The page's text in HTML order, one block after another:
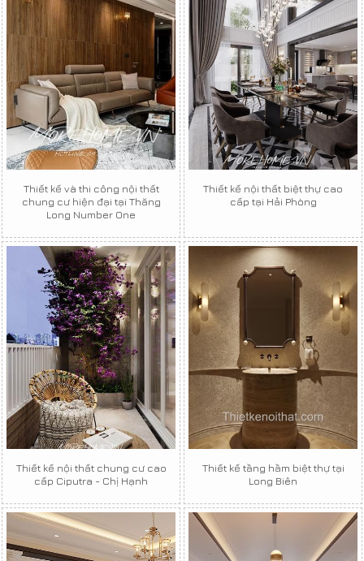
Thiết kế và thi công nội thất
chung cư hiện đại tại Thăng
Long Number One
Thiết kế nội thất biệt thự cao
cấp tại Hải Phòng
Thiết kế nội thất chung cư cao
cấp Ciputra - Chị Hạnh
Thiết kế tầng hầm biệt thự tại
Long Biên